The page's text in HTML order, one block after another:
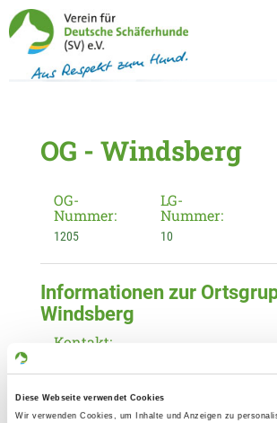
Diese Webseite verwendet Cookies
Wir verwenden Cookies, um Inhalte und Anzeigen zu
OG - Windsberg
OG-
Nummer:
1205
LG-
Nummer:
10
Informationen zur
Windsberg
Kontakt: